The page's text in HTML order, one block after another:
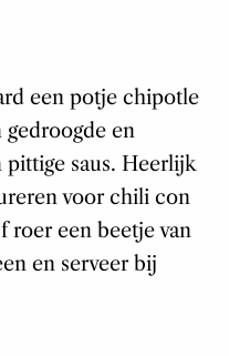
een potje chipotle
en
pittige saus. Heerlijk
voor chili con
roer een beetje van
en serveer bij